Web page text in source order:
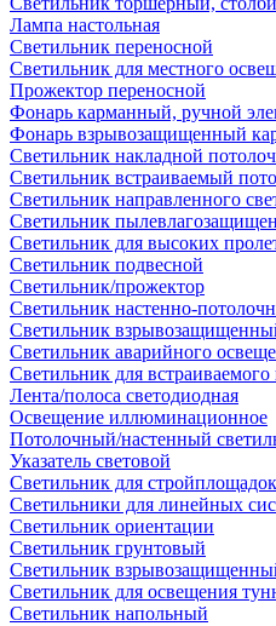
Лампа настольная
Светильник переносной
Светильник для местного
Прожектор переносной
Фонарь карманный, ручной
Фонарь взрывозащищенный
Светильник накладной
Светильник встраиваемый
Светильник направленного
Светильник
Светильник для высоких
Светильник подвесной
Светильник/прожектор
Светильник настенно-
Светильник
Светильник аварийного
Светильник для
Лента/полоса светодиодная
Освещение иллюминационное
Потолочный/настенный
Указатель световой
Светильник для стройплощадок
Светильники для линейных
Светильник ориентации
Светильник грунтовый
Светильник
Светильник для освещения
Светильник напольный